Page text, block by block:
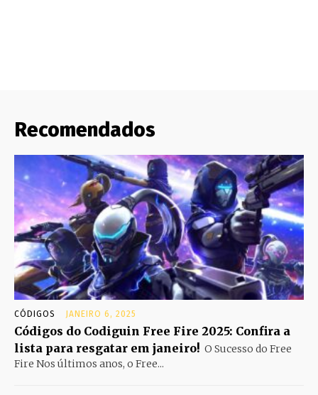
Recomendados
CÓDIGOS JANEIRO 6, 2025
Códigos do Codiguin Free Fire 2025: Confira a
lista para resgatar em janeiro! O Sucesso do Free
Fire Nos últimos anos, o Free...